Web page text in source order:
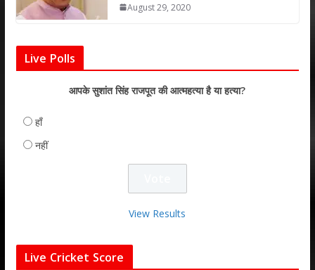
August 29, 2020
Live Polls
आपके सुशांत सिंह राजपूत की आत्महत्या है या हत्या?
हाँ
नहीं
View Results
Live Cricket Score